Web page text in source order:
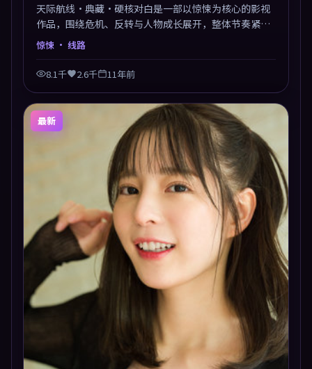
天际航线·典藏·硬核对白是一部以惊悚为核心的影视
作品，围绕危机、反转与人物成长展开，整体节奏紧
凑，值得推荐观看。
惊悚 · 线路
8.1千 2.6千 11年前
最新